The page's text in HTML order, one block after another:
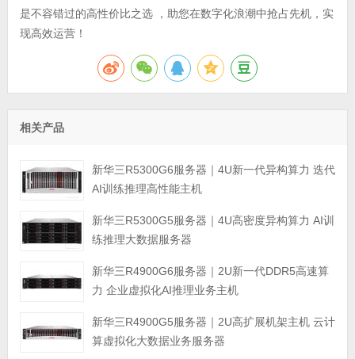
是不容错过的高性价比之选 ，助您在数字化浪潮中抢占先机，实
现高效运营！
相关产品
新华三R5300G6服务器｜4U新一代异构算力 迭代
AI训练推理高性能主机
新华三R5300G5服务器｜4U高密度异构算力 AI训
练推理大数据服务器
新华三R4900G6服务器｜2U新一代DDR5高速算
力 企业虚拟化AI推理业务主机
新华三R4900G5服务器｜2U高扩展机架主机 云计
算虚拟化大数据业务服务器